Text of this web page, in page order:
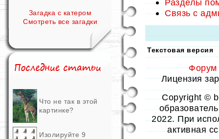
Загадка с катером
Смотреть все загадки
Что не так в этой
картинке?
Изолируйте 9
Разделы
Связь с
Текстовая версия
Форум
Лицензия
Copyright ©
2022. При
активная